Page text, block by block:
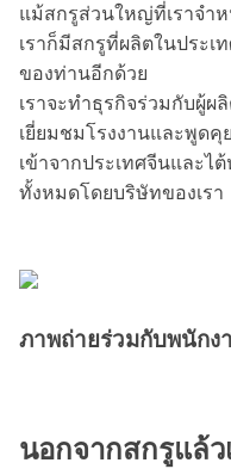
แม้สกรูส่วนใหญ่ที่เราจำ
เราก็มีสกรูที่ผลิตในประ
ของท่านอีกด้วย
เราจะทำธุรกิจร่วมกับผู้ผ
เยี่ยมชมโรงงานและพูด
เข้าจากประเทศจีนและ
ทั้งหมดโดยบริษัทของเรา
ภาพถ่ายร่วมกับพนักง
นอกจากสกรูแล้ว